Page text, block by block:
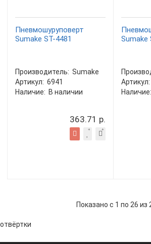
Пневмошуруповерт
Sumake ST-4481
Производитель: Sumake
Артикул: 6941
Наличие: В наличии
363.71 р.
Sumake
Артикул:
Наличие:
Показано с 1 по 26 из
отвёртки